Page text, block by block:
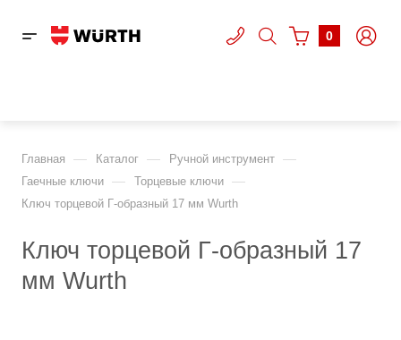
0
Главная — Каталог — Ручной инструмент —
Гаечные ключи — Торцевые ключи —
Ключ торцевой Г-образный 17 мм Wurth
Ключ торцевой Г-образный 17
мм Wurth